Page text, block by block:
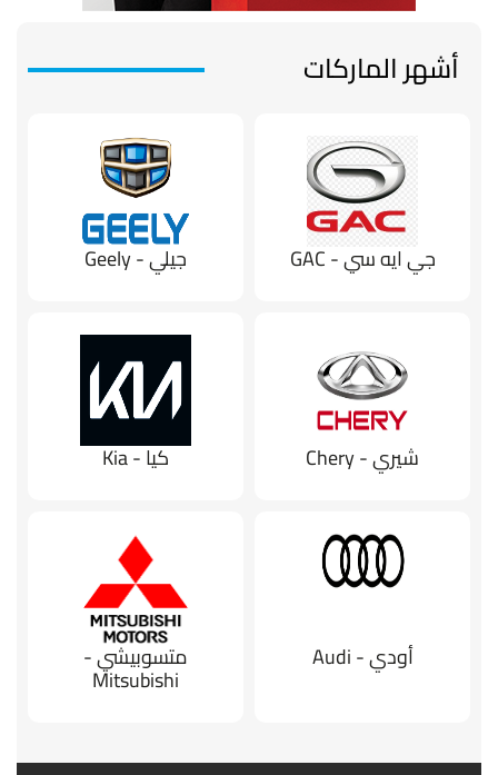
أشهر الماركات
جي ايه سي - GAC جيلي - Geely
شيري - Chery كيا - Kia
أودي - Audi متسوبيشي -
Mitsubishi